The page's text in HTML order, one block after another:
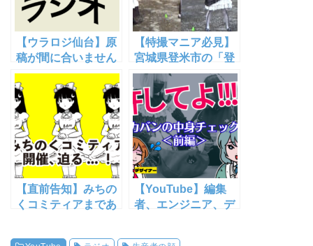
【ウラロジ仙台】原
稿が間に合いません
でしたラジオ01【す
まんて】
【特撮マニア必見】
宮城県登米市の「登
米爆破」で爆破され
てきた【YouTube動
画あり】
【直前告知】みちの
くコミティアまであ
【YouTube】編集
者、エンジニア、デ